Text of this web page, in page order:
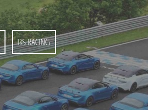
BS RACING